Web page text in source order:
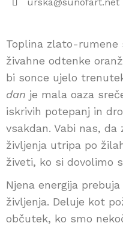
Toplina zlato-rumene
živahne odtenke
bi sonce ujelo
dan je mala oaza
iskrivih potepanj in
vsakdan. Vabi nas,
življenja utripa po
živeti, ko si dovolimo
Njena energija
življenja. Deluje kot
občutek, ko smo